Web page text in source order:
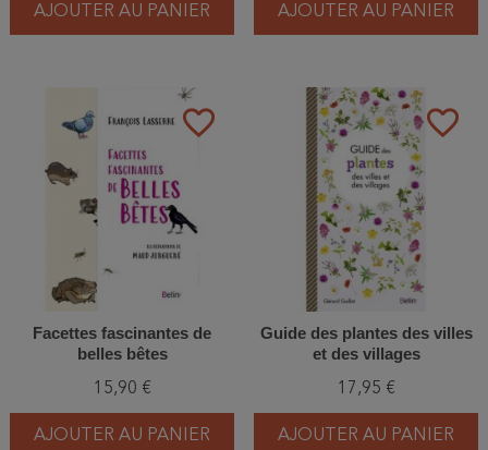
AJOUTER AU PANIER AJOUTER AU PANIER
favorite_border
Facettes fascinantes de
belles bêtes
15,90 €
AJOUTER AU PANIER
favorite_border
Guide des plantes des villes
et des villages
17,95 €
AJOUTER AU PANIER